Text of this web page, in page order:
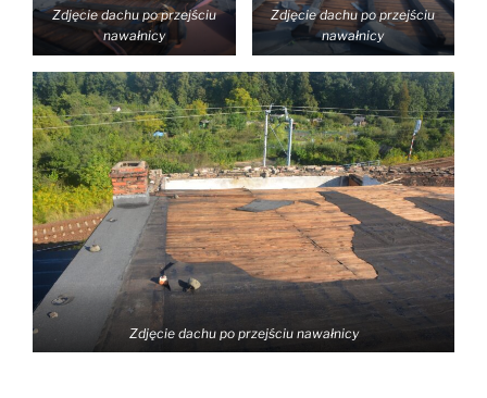
Zdjęcie dachu po przejściu
nawałnicy
Zdjęcie dachu po przejściu
nawałnicy
Zdjęcie dachu po przejściu nawałnicy